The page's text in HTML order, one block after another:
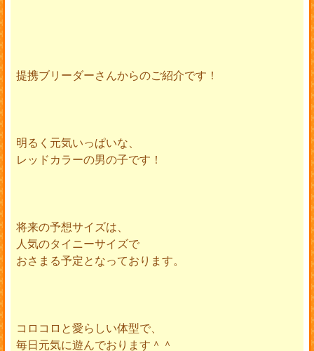
提携ブリーダーさんからのご紹介です！
明るく元気いっぱいな、
レッドカラーの男の子です！
将来の予想サイズは、
人気のタイニーサイズで
おさまる予定となっております。
コロコロと愛らしい体型で、
毎日元気に遊んでおります＾＾